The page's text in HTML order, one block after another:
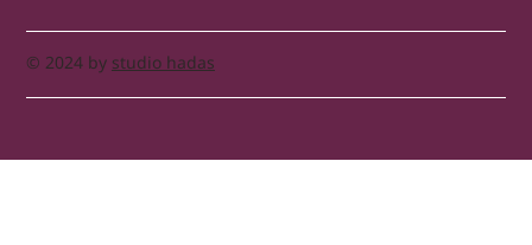
© 2024 by studio hadas